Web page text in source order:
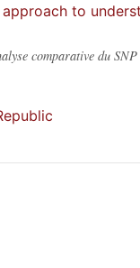
to
comparative du